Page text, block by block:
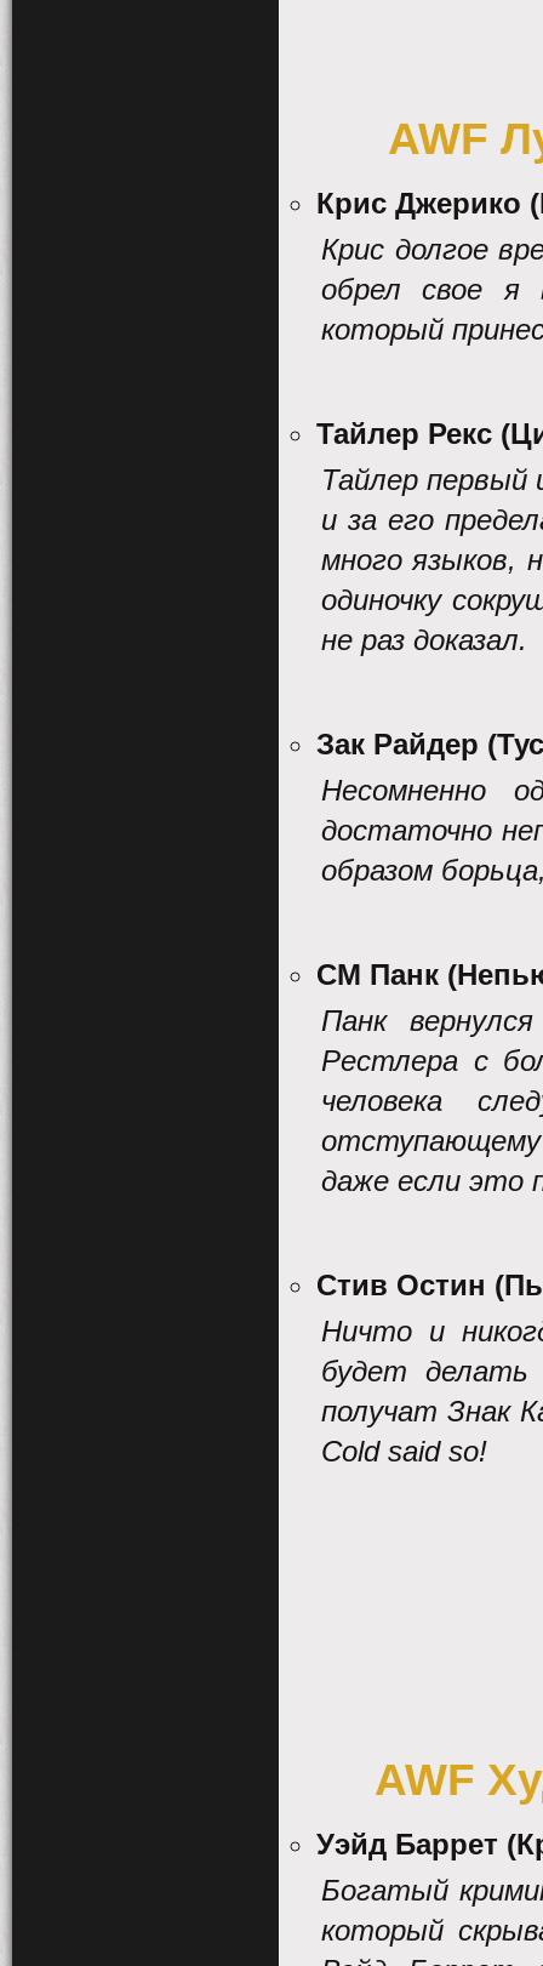
AWF
Крис Джерико
Крис долгое
обрел свое я
который
Тайлер Рекс
Тайлер первый
и за его
много языков,
одиночку
не раз доказал.
Зак Райдер
Несомненно
достаточно
образом
СМ Панк
Панк
Рестлера с
человека
даже если это
Стив Остин
Ничто и
будет
получат Знак
Cold said so!
AWF
Уэйд Баррет
Богатый
который